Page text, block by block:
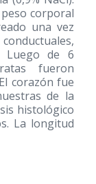
corporal
una vez
Luego de 6
fueron
corazón fue
de la
histológico
La longitud